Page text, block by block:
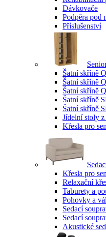
Dávkovače
Podpěra pod
Příslušenství
Šatní skříně Q
Šatní skříně
Šatní skříně
Šatní skříně
Šatní skříně
Jídelní stoly
Křesla pro
Křesla pro
Relaxační
Taburety a
Pohovky a
Sedací
Sedací
Akustické